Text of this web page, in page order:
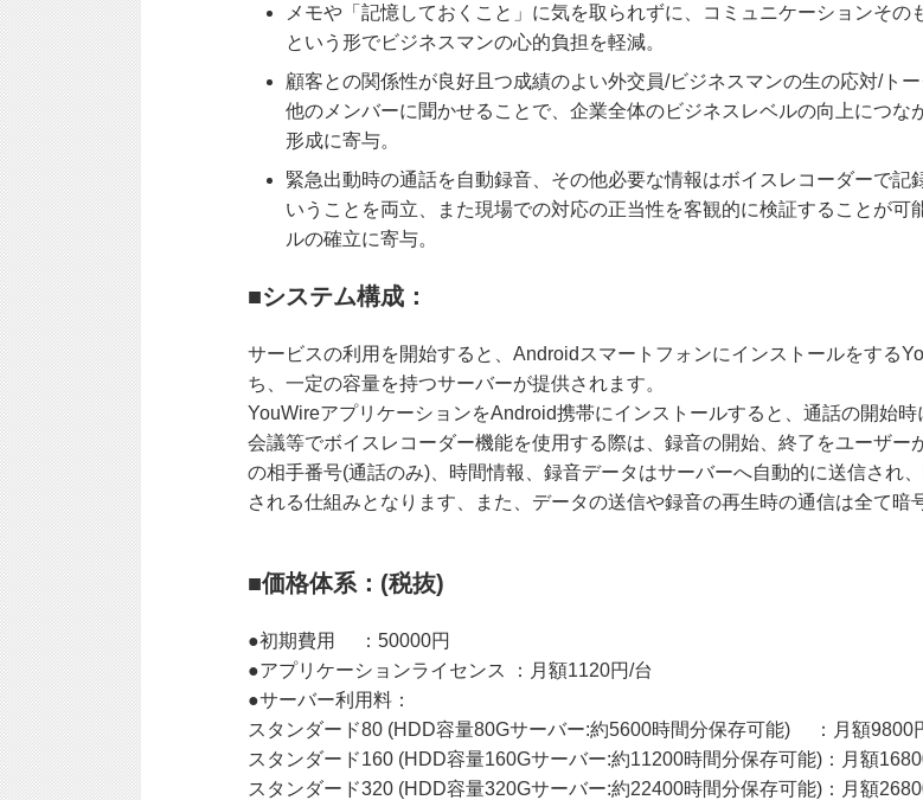
メモや「記憶しておくこと」に気を取られずに、コミュニケーションそ
という形でビジネスマンの心的負担を軽減。
顧客との関係性が良好且つ成績のよい外交員/ビジネスマンの生の応対/ト
他のメンバーに聞かせることで、企業全体のビジネスレベルの向上につ
形成に寄与。
緊急出動時の通話を自動録音、その他必要な情報はボイスレコーダーで記
いうことを両立、また現場での対応の正当性を客観的に検証することが可
ルの確立に寄与。
■システム構成：
サービスの利用を開始すると、Androidスマートフォンにインストールをする
ち、一定の容量を持つサーバーが提供されます。
YouWireアプリケーションをAndroid携帯にインストールすると、通話の開始
会議等でボイスレコーダー機能を使用する際は、録音の開始、終了をユーザ
の相手番号(通話のみ)、時間情報、録音データはサーバーへ自動的に送信され
される仕組みとなります、また、データの送信や録音の再生時の通信は全て暗
■価格体系：(税抜)
●初期費用 ：50000円
●アプリケーションライセンス ：月額1120円/台
●サーバー利用料：
スタンダード80 (HDD容量80Gサーバー:約5600時間分保存可能) ：月額9800
スタンダード160 (HDD容量160Gサーバー:約11200時間分保存可能)：月額
スタンダード320 (HDD容量320Gサーバー:約22400時間分保存可能)：月額